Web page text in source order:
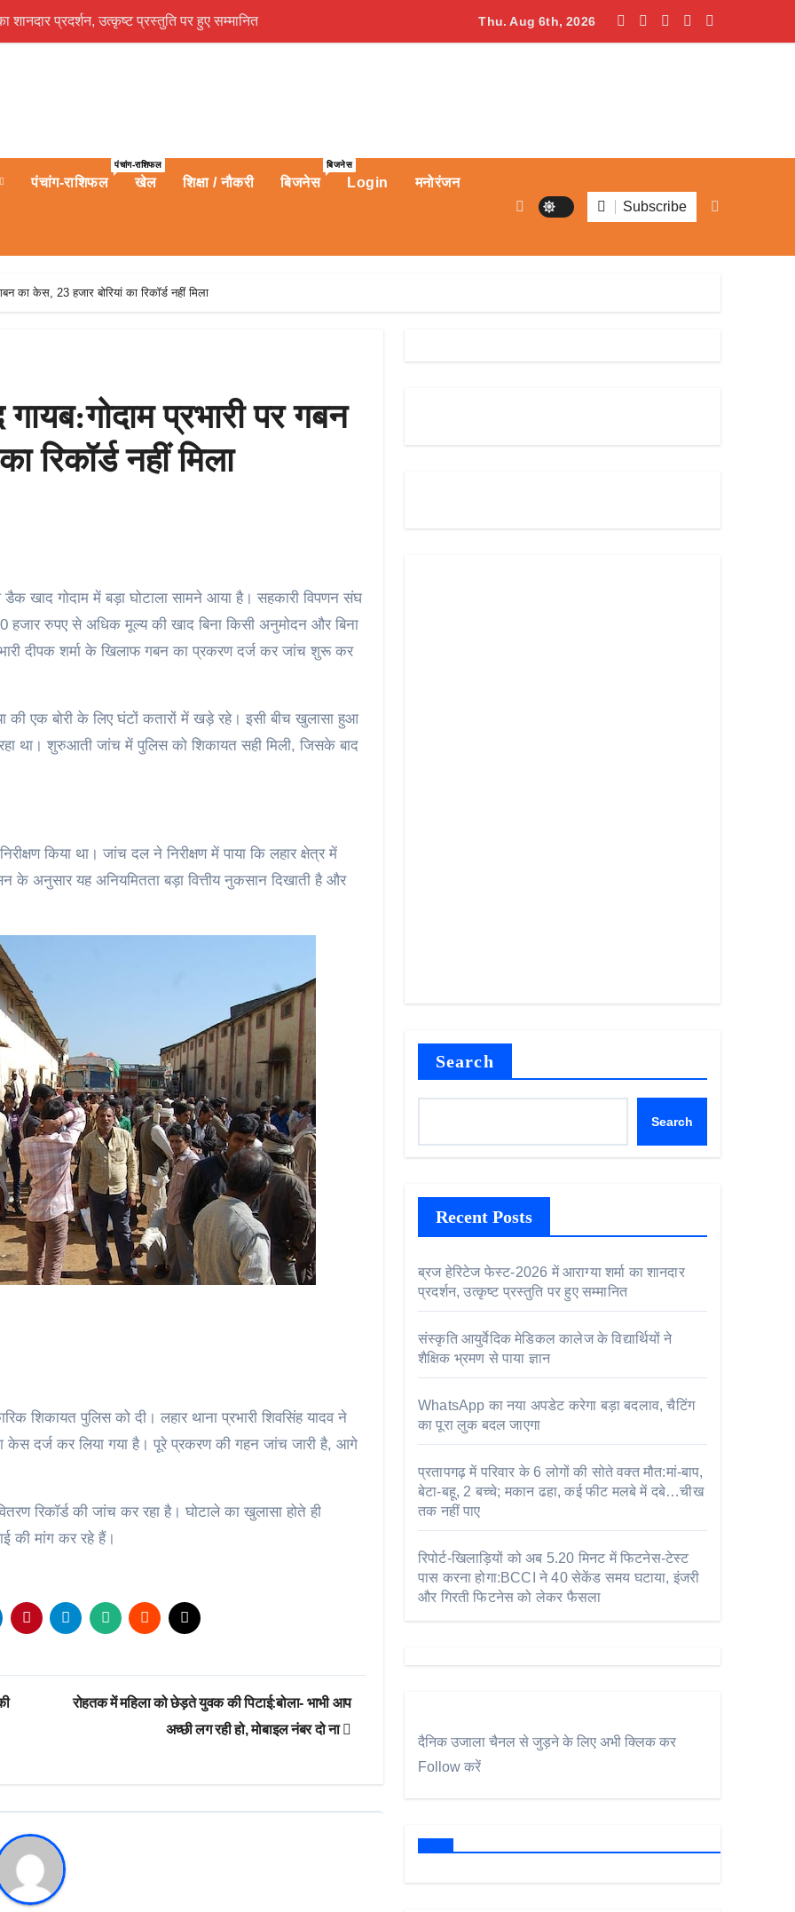
प्रदर्शन, उत्कृष्ट प्रस्तुति पर हुए सम्मानित संस्कृति आयुर्वेदिक मेडिकल कालेज के विद्यार्थियों ने शैक्षिक भ्रमण से पाया ज्ञान
Thu. Aug 6th, 2026
पंचांग-राशिफल
पंचांग-राशिफल
खेल शिक्षा / नौकरी बिजनेस
बिजनेस
Login मनोरंजन
Subscribe
का केस, 23 हजार बोरियां का रिकॉर्ड नहीं मिला
प्रभारी पर गबन
रिकॉर्ड नहीं मिला
खाद गोदाम में बड़ा घोटाला सामने आया है। सहकारी विपणन संघ
हजार रुपए से अधिक मूल्य की खाद बिना किसी अनुमोदन और बिना
दीपक शर्मा के खिलाफ गबन का प्रकरण दर्ज कर जांच शुरू कर
की एक बोरी के लिए घंटों कतारों में खड़े रहे। इसी बीच खुलासा हुआ
रहा था। शुरुआती जांच में पुलिस को शिकायत सही मिली, जिसके बाद
किया था। जांच दल ने निरीक्षण में पाया कि लहार क्षेत्र में
के अनुसार यह अनियमितता बड़ा वित्तीय नुकसान दिखाती है और
शिकायत पुलिस को दी। लहार थाना प्रभारी शिवसिंह यादव ने
केस दर्ज कर लिया गया है। पूरे प्रकरण की गहन जांच जारी है, आगे
रिकॉर्ड की जांच कर रहा है। घोटाले का खुलासा होते ही
की मांग कर रहे हैं।
रोहतक में महिला को छेड़ते युवक की पिटाई:बोला- भाभी आप
अच्छी लग रही हो, मोबाइल नंबर दो ना
Search
Search
Recent Posts
ब्रज हेरिटेज फेस्ट-2026 में आराग्या शर्मा का शानदार
प्रदर्शन, उत्कृष्ट प्रस्तुति पर हुए सम्मानित
संस्कृति आयुर्वेदिक मेडिकल कालेज के विद्यार्थियों ने
शैक्षिक भ्रमण से पाया ज्ञान
WhatsApp का नया अपडेट करेगा बड़ा बदलाव, चैटिंग
का पूरा लुक बदल जाएगा
प्रतापगढ़ में परिवार के 6 लोगों की सोते वक्त मौत:मां-बाप,
बेटा-बहू, 2 बच्चे; मकान ढहा, कई फीट मलबे में दबे…चीख
तक नहीं पाए
रिपोर्ट-खिलाड़ियों को अब 5.20 मिनट में फिटनेस-टेस्ट
पास करना होगा:BCCI ने 40 सेकेंड समय घटाया, इंजरी
और गिरती फिटनेस को लेकर फैसला
दैनिक उजाला चैनल से जुड़ने के लिए अभी क्लिक कर
Follow करें